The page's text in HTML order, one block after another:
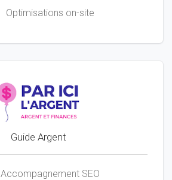
Optimisations on-site
Guide Argent
Accompagnement SEO